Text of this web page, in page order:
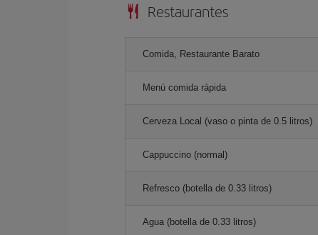
Restaurantes
Comida, Restaurante Barato
Menú comida rápida
Cerveza Local (vaso o pinta de 0.5 litros)
Cappuccino (normal)
Refresco (botella de 0.33 litros)
Agua (botella de 0.33 litros)